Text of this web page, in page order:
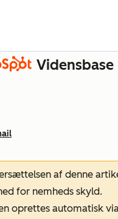
Vidensbase
af denne
for nemheds skyld.
oprettes automatisk